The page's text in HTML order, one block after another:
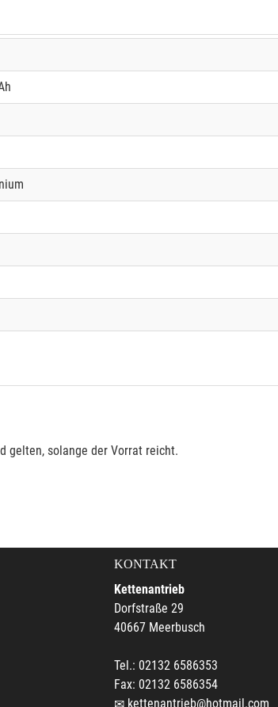
gelten, solange der Vorrat reicht.
KONTAKT
Kettenantrieb
Dorfstraße 29
40667 Meerbusch
Tel.: 02132 6586353
Fax: 02132 6586354
kettenantrieb@hotmail.com